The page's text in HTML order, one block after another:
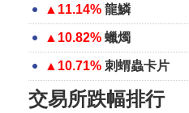
▲11.14% 龍鱗
▲10.82% 蠟燭
▲10.71% 刺蝟蟲卡片
交易所跌幅排行